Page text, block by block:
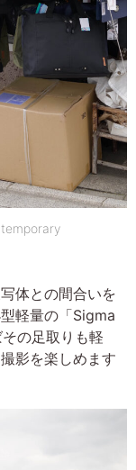
体との間合いを
軽量の「Sigma
の足取りも軽
影を楽しめます